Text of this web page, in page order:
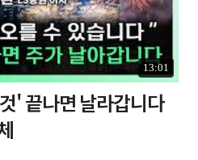
13:01
' 끝나면 날라갑니다